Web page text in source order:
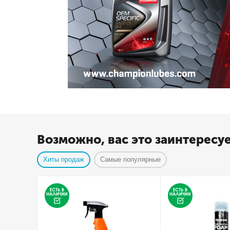
Возможно, вас это
Хиты продаж Самые популярные